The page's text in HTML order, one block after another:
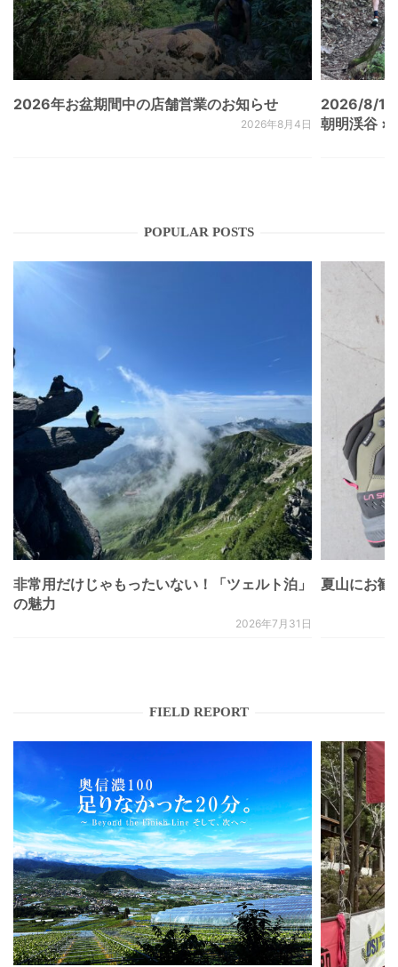
2026年お盆期間中の店舗営業のお知らせ
2026年8月4日
2026/8/
朝明渓谷 ×
POPULAR POSTS
非常用だけじゃもったいない！「ツェルト泊」
の魅力
2026年7月31日
夏山にお
FIELD REPORT